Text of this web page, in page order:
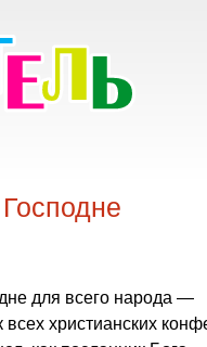
для всего народа —
всех христианских